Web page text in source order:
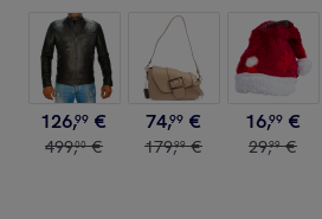
126,99 €
499,00 €
74,99 €
179,99 €
16,99 €
29,99 €